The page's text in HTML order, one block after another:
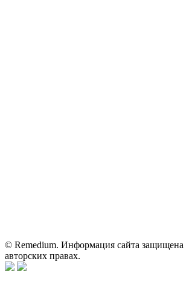
© Remedium. Информация сайта защищена
авторских правах.